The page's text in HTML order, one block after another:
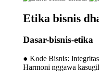
Etika bisnis
Dasar-bisnis-etika
● Kode Bisnis:
Harmoni nggawa